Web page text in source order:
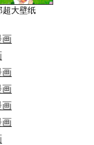
超大壁纸